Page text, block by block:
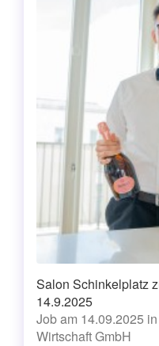
Salon Schinkelplatz
14.9.2025
Job am 14.09.2025
Wirtschaft GmbH